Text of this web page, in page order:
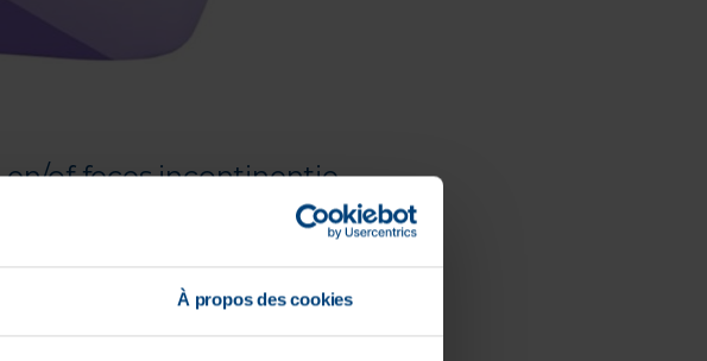
À propos des cookies
of feces incontinentie.